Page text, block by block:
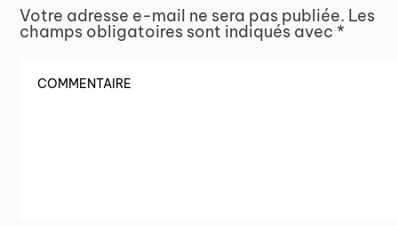
Votre adresse e-mail ne sera pas publiée. Les
champs obligatoires sont indiqués avec *